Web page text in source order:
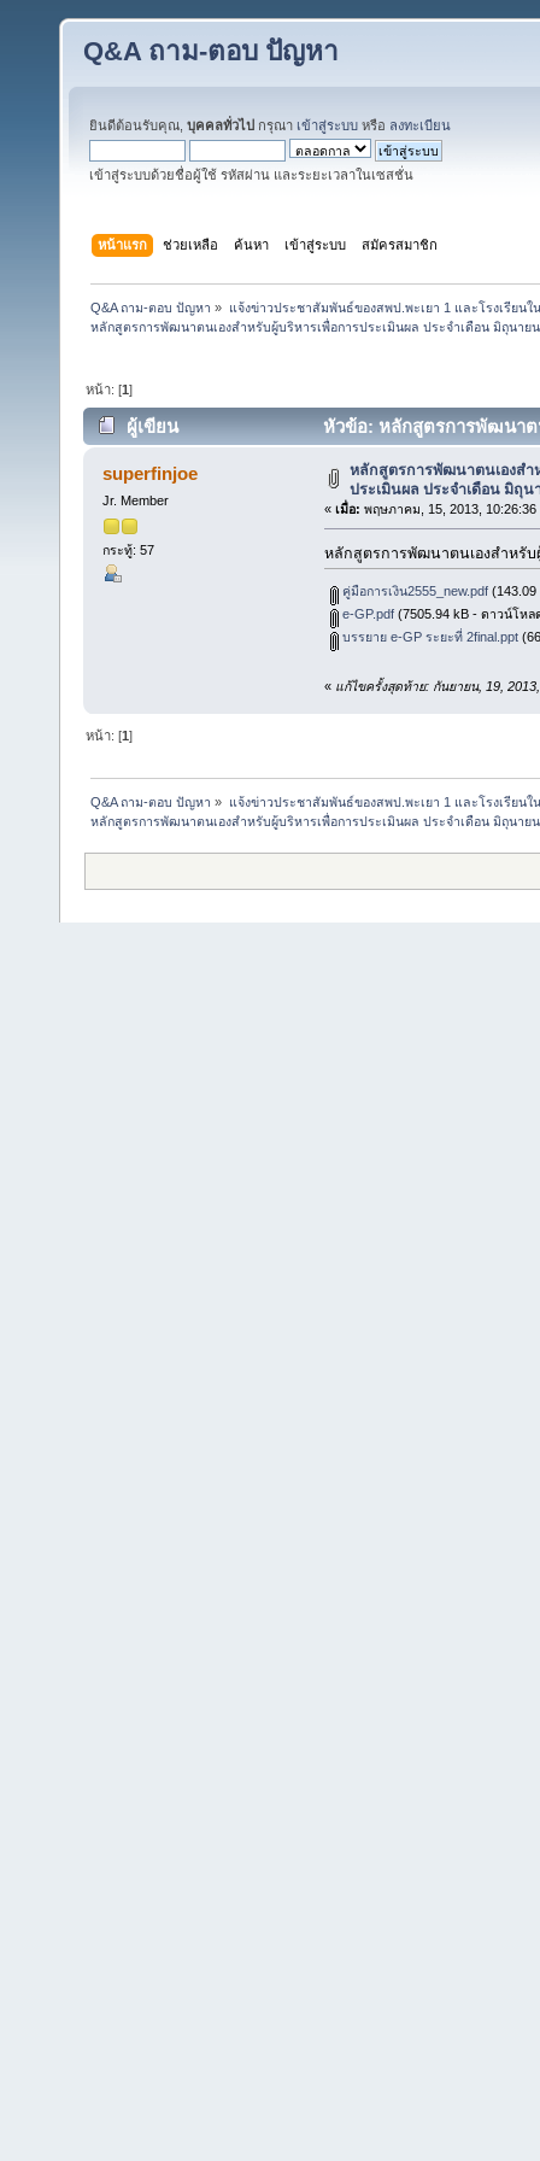
Q&A ถาม-ตอบ ปัญหา
ยินดีต้อนรับคุณ, บุคคลทั่วไป กรุณา เข้าสู่ระบบ หรือ ลงทะเบียน
เข้าสู่ระบบด้วยชื่อผู้ใช้ รหัสผ่าน และระยะเวลาในเซสชั่น
หน้าแรก ช่วยเหลือ ค้นหา เข้าสู่ระบบ สมัครสมาชิก
Q&A ถาม-ตอบ ปัญหา » แจ้งข่าวประชาสัมพันธ์ของสพป.พะเยา 1 และโรงเรียนใ
หลักสูตรการพัฒนาตนเองสำหรับผู้บริหารเพื่อการประเมินผล ประจำเดือน มิถุนาย
หน้า: [1]
ผู้เขียน
หัวข้อ: หลักสูตรการพัฒนาต
(อ่าน 55420 ครั้ง)
superfinjoe
Jr. Member
กระทู้: 57
หลักสูตรการพัฒนาตนเองสำ
ประเมินผล ประจำเดือน มิถุน
« เมื่อ: พฤษภาคม, 15, 2013, 10:26:36
หลักสูตรการพัฒนาตนเองสำหรับ
คู่มือการเงิน2555_new.pdf(143.09
e-GP.pdf(7505.94 kB - ดาวน์โหล
บรรยาย e-GP ระยะที่ 2final.ppt
« แก้ไขครั้งสุดท้าย: กันยายน, 19,
หน้า: [1]
Q&A ถาม-ตอบ ปัญหา » แจ้งข่าวประชาสัมพันธ์ของสพป.พะเยา 1 และโรงเรียนใ
หลักสูตรการพัฒนาตนเองสำหรับผู้บริหารเพื่อการประเมินผล ประจำเดือน มิถุนาย